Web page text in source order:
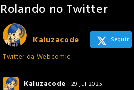
Rolando no Twitter
Kaluzacode Seguir
Twitter da Webcomic
Kaluzacode 29 jul 2025